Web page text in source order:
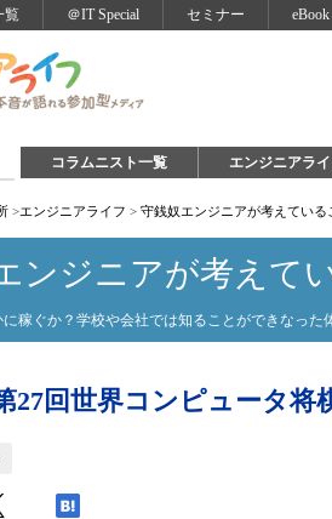
覧 ＠IT Special セミナー eBook
コラムニスト一覧 エンジニアラ
>エンジニアライフ > 守銭奴エンジニアが考えている
ンジニアが考えて
稼ぐか？学校や会社では知ることができなった
27回世界コンピュータ将